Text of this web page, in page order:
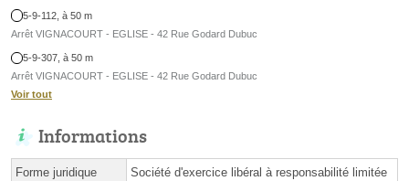
5-9-112, à 50 m
Arrêt VIGNACOURT - EGLISE - 42 Rue Godard Dubuc
5-9-307, à 50 m
Arrêt VIGNACOURT - EGLISE - 42 Rue Godard Dubuc
Voir tout
Informations
Forme juridique Société d'exercice libéral à responsabilité limitée